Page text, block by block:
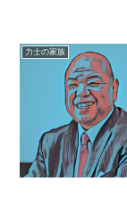
力士の家族